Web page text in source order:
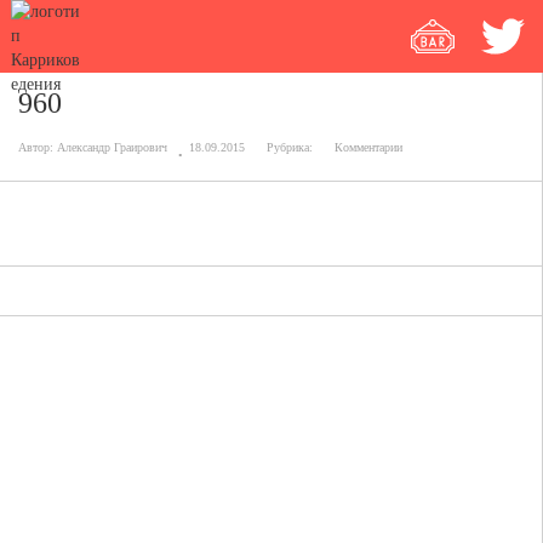
960
Автор: Александр Граирович 18.09.2015 Рубрика: Комментарии